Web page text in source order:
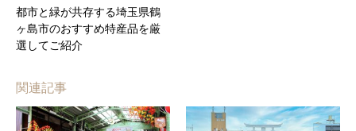
都市と緑が共存する埼玉県鶴
ヶ島市のおすすめ特産品を厳
選してご紹介
関連記事